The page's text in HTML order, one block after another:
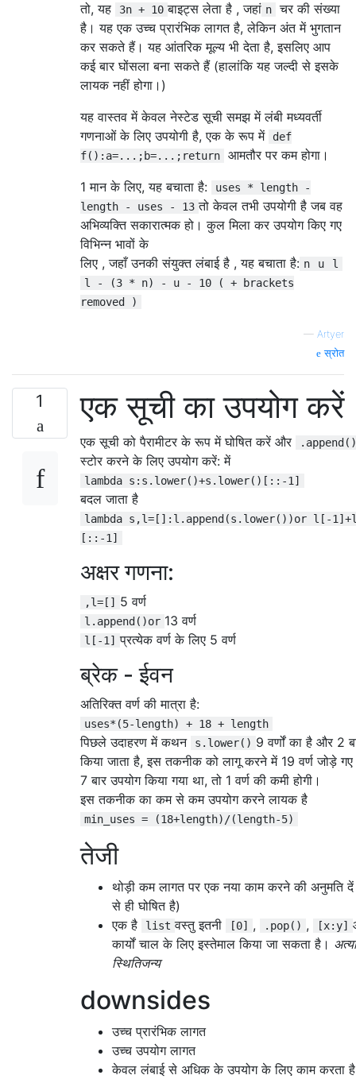
तो, यह
3n + 10 बाइट्स लेता है , जहां n चर की संख्या
है। यह एक उच्च प्रारंभिक लागत है, लेकिन अंत में भुगतान
कर सकते हैं। यह आंतरिक मूल्य भी देता है, इसलिए आप
कई बार घोंसला बना सकते हैं (हालांकि यह जल्दी से इसके
लायक नहीं होगा।)
यह वास्तव में केवल नेस्टेड सूची समझ में लंबी मध्यवर्ती
गणनाओं के लिए उपयोगी है, एक के रूप में
def
f():a=...;b=...;return
आमतौर पर कम होगा।
1 मान के लिए, यह बचाता है:
uses * length -
length - uses - 13 तो केवल तभी उपयोगी है जब वह
अभिव्यक्ति सकारात्मक हो। कुल मिला कर उपयोग किए गए
विभिन्न भावों के
लिए , जहाँ उनकी संयुक्त लंबाई है , यह बचाता है: n u
l
l - (3 * n) - u - 10 ( + brackets
removed )
— Artyer
स्रोत
1 एक सूची का उपयोग करें
एक सूची को पैरामीटर के रूप में घोषित करें और
स्टोर करने के लिए उपयोग करें: में
lambda s:s.lower()+s.lower()[::-1]
बदल जाता है
lambda s,l=[]:l.append(s.lower())or l[-
[::-1]
अक्षर गणना:
,l=[] 5 वर्ण
l.append()or 13 वर्ण
l[-1] प्रत्येक वर्ण के लिए 5 वर्ण
ब्रेक - ईवन
अतिरिक्त वर्ण की मात्रा है:
uses*(5-length) + 18 + length
पिछले उदाहरण में कथन s.lower() 9 वर्णों का है और 2
किया जाता है, इस तकनीक को लागू करने में 19 वर्ण जोड़े
7 बार उपयोग किया गया था, तो 1 वर्ण की कमी होगी।
इस तकनीक का कम से कम उपयोग करने लायक है
min_uses = (18+length)/(length-5)
तेजी
थोड़ी कम लागत पर एक नया काम करने की अनुमति
से ही घोषित है)
एक है
list वस्तु इतनी [0] , .pop() , [x:y]
कार्यों चाल के लिए इस्तेमाल किया जा सकता है।
स्थितिजन्य
downsides
उच्च प्रारंभिक लागत
उच्च उपयोग लागत
केवल लंबाई से अधिक के उपयोग के लिए काम करता